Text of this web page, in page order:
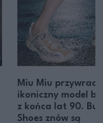
Miu Miu przywraca
ikoniczny model
z końca lat 90.
Shoes znów są